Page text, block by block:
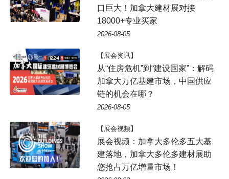
口巨大！加拿大建材展对接
18000+专业买家
2026-08-05
【展会资讯】
从“住房危机”到“建设国家”：解码
加拿大万亿基建市场，中国供应
链的机会在哪？
2026-08-05
【展会视频】
展会视频：加拿大多伦多五大基
建落地，加拿大多伦多建材展助
您抢占万亿增量市场！